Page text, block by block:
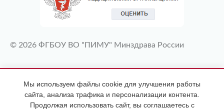
© 2026 ФГБОУ ВО "ПИМУ" Минздрава России
ИМЕЮТСЯ ПРОТИВОПОКАЗАНИЯ
НЕОБХОДИМА КОНСУЛЬТАЦИЯ
СПЕЦИАЛИСТА
Мы используем файлы cookie для улучшения работы
сайта, анализа трафика и персонализации контента.
Продолжая использовать сайт, вы соглашаетесь с